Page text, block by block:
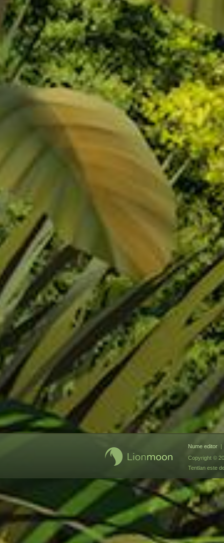
Nume editor |
Copyright ©
Tentlan este